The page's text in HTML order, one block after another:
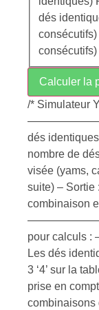
dés identiques) Petite suite
consécutifs) Grande suite (5 chiffres
consécutifs)
Calculer la
/* Simulateur
dés
nombre de
visée (yams,
suite) – Sortie
combinaison
pour calculs :
Les dés
3 ‘4’ sur la
prise en